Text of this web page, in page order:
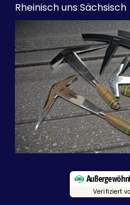
Rheinisch uns Sächsisch
Verifiziert